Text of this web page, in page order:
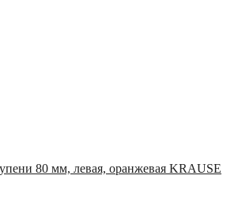
80 мм, левая, оранжевая KRAUSE